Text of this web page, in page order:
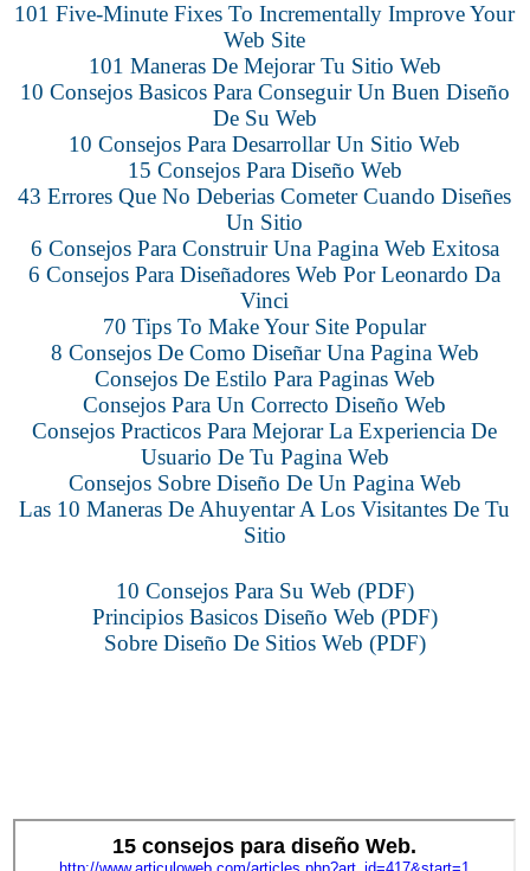
101 Five-Minute Fixes To Incrementally Improve Your
Web Site
101 Maneras De Mejorar Tu Sitio Web
10 Consejos Basicos Para Conseguir Un Buen Diseño
De Su Web
10 Consejos Para Desarrollar Un Sitio Web
15 Consejos Para Diseño Web
43 Errores Que No Deberias Cometer Cuando Diseñes
Un Sitio
6 Consejos Para Construir Una Pagina Web Exitosa
6 Consejos Para Diseñadores Web Por Leonardo Da
Vinci
70 Tips To Make Your Site Popular
8 Consejos De Como Diseñar Una Pagina Web
Consejos De Estilo Para Paginas Web
Consejos Para Un Correcto Diseño Web
Consejos Practicos Para Mejorar La Experiencia De
Usuario De Tu Pagina Web
Consejos Sobre Diseño De Un Pagina Web
Las 10 Maneras De Ahuyentar A Los Visitantes De Tu
Sitio
10 Consejos Para Su Web (PDF)
Principios Basicos Diseño Web (PDF)
Sobre Diseño De Sitios Web (PDF)